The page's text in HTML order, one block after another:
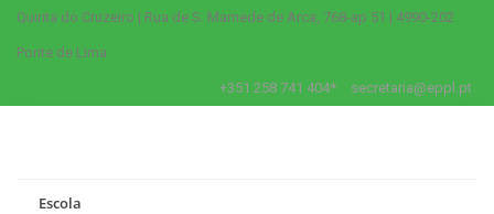
Quinta do Cruzeiro | Rua de S. Mamede de Arca, 768-ap 51 | 4990-202
Ponte de Lima
+351 258 741 404* secretaria@eppl.pt
Escola